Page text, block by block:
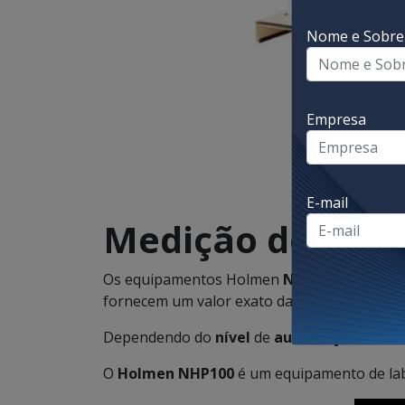
Medição de PDI
Os equipamentos Holmen NHP
fornecem um valor exato da durabilidade
Dependendo do nível de automação
O Holmen NHP100é um equipamento de
Nome e
Empresa
E-mail